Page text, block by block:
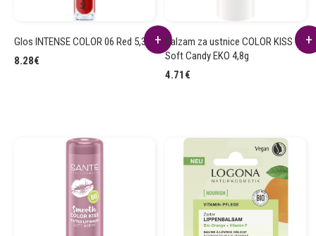
Glos INTENSE COLOR 06 Red 5,3ml
8.28€
Balzam za ustnice COLOR KISS 03
Soft Candy EKO 4,8g
4.71 €